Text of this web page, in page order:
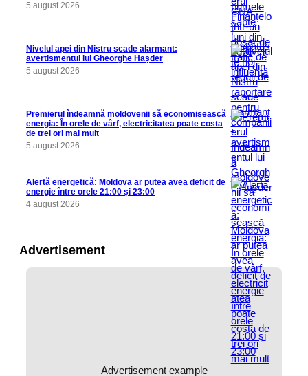
5 august 2026
Nivelul apei din Nistru scade alarmant:
avertismentul lui Gheorghe Hașder
5 august 2026
Premierul îndeamnă moldovenii să economisească
energia: În orele de vârf, electricitatea poate costa
de trei ori mai mult
5 august 2026
Alertă energetică: Moldova ar putea avea deficit de
energie între orele 21:00 și 23:00
4 august 2026
Advertisement
Advertisement example